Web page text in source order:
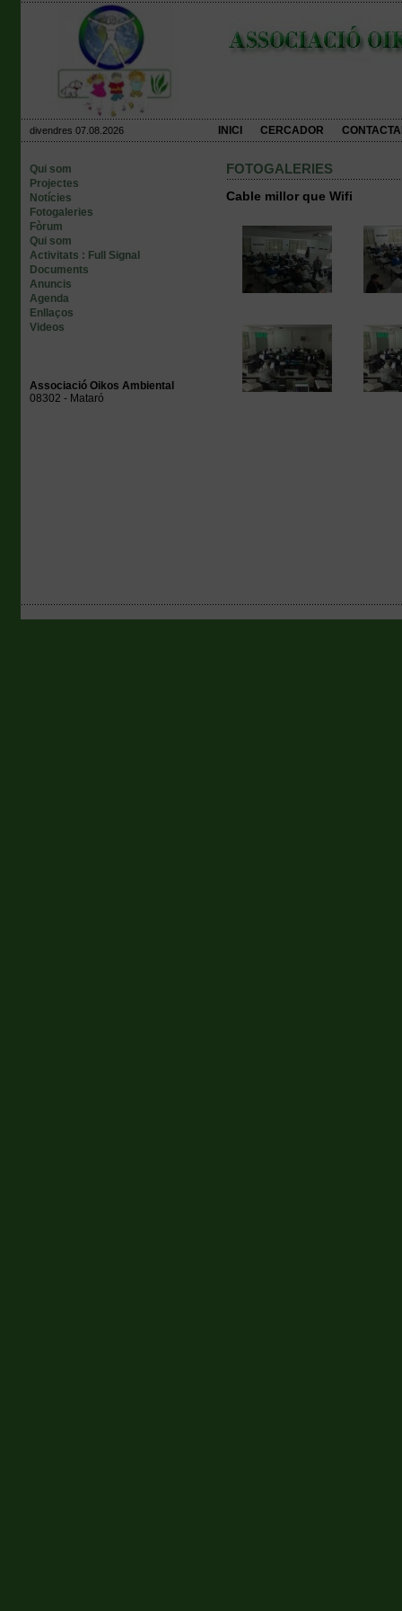
divendres 07.08.2026 INICI CERCADOR
Qui som
Projectes
Notícies
Fotogaleries
Fòrum
Qui som
Activitats : Full Signal
Documents
Anuncis
Agenda
Enllaços
Videos
Associació Oikos Ambiental
08302 - Mataró
FOTOGALERIES
Cable millor que Wifi